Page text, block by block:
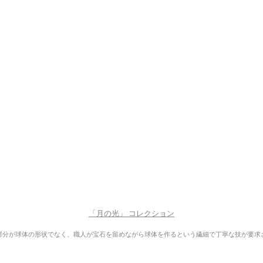
「月の光」 コレクション
分が球体の形状でなく、職人が宝石を留めながら球体を作るという繊細で丁寧な技が要求